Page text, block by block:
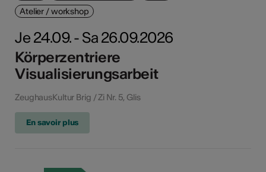
Atelier / workshop
Je 24.09. - Sa 26.09.2026
Körperzentriere
Visualisierungsarbeit
ZeughausKultur Brig / Zi Nr. 5, Glis
En savoir plus